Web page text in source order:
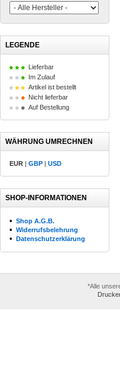
LEGENDE
Lieferbar
Im Zulauf
Artikel ist bestellt
Nicht lieferbar
Auf Bestellung
WÄHRUNG UMRECHNEN
EUR | GBP | USD
SHOP-INFORMATIONEN
• Shop A.G.B.
• Widerrufsbelehrung
• Datenschutzerklärung
*Alle